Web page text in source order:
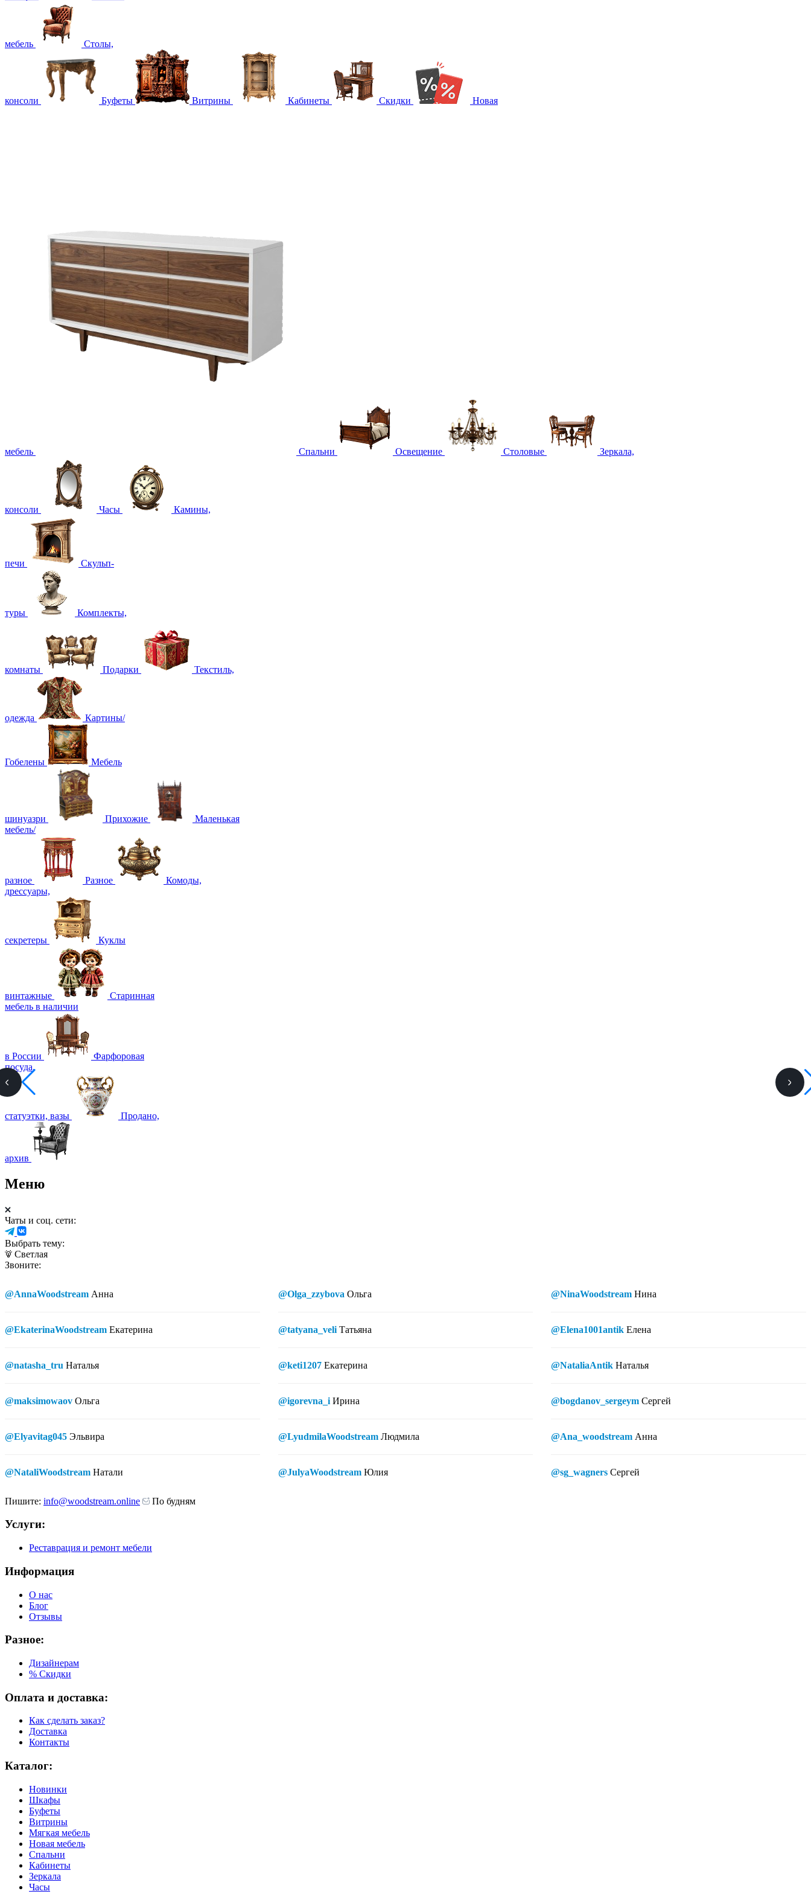
мебель Столы,
консоли Буфеты Витрины Кабинеты Скидки Новая
мебель Спальни Освещение Столовые Зеркала,
консоли Часы Камины,
печи Скульп-
туры Комплекты,
комнаты Подарки Текстиль,
одежда Картины/
Гобелены Мебель
шинуазри Прихожие
Маленькая
мебель/
разное Разное
Комоды,
дрессуары,
секретеры Куклы
винтажные
Старинная
мебель в наличии
в России
Фарфоровая
посуда,
статуэтки, вазы Продано,
архив
Меню
Чаты и соц. сети:
Выбрать тему:
Светлая
Звоните:
@AnnaWoodstream Анна
@EkaterinaWoodstream Екатерина
@natasha_tru Наталья
@maksimowaov Ольга
@Elyavitag045 Эльвира
@NataliWoodstream Натали
@Olga_zzybova Ольга
@tatyana_veli Татьяна
@keti1207 Екатерина
@igorevna_i Ирина
@LyudmilaWoodstream Людмила
@JulyaWoodstream Юлия
@NinaWoodstream Нина
@Elena1001antik Елена
@NataliaAntik Наталья
@bogdanov_sergeym Сергей
@Ana_woodstream Анна
@sg_wagners Сергей
Пишите: info@woodstream.online По будням
Услуги:
Реставрация и ремонт мебели
Информация
О нас
Блог
Отзывы
Разное:
Дизайнерам
% Скидки
Оплата и доставка:
Как сделать заказ?
Доставка
Контакты
Каталог:
Новинки
Шкафы
Буфеты
Витрины
Мягкая мебель
Новая мебель
Спальни
Кабинеты
Зеркала
Часы